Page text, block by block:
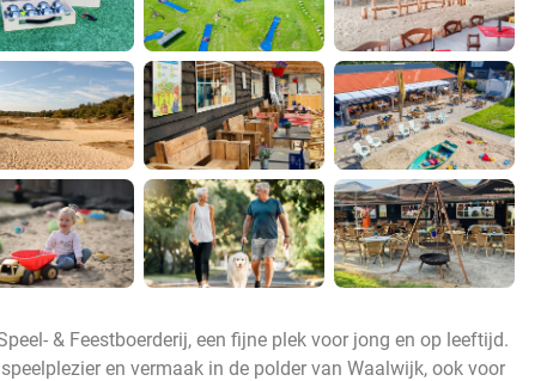
& Feestboerderij, een fijne plek voor jong en op leeftijd.
en vermaak in de polder van Waalwijk, ook voor